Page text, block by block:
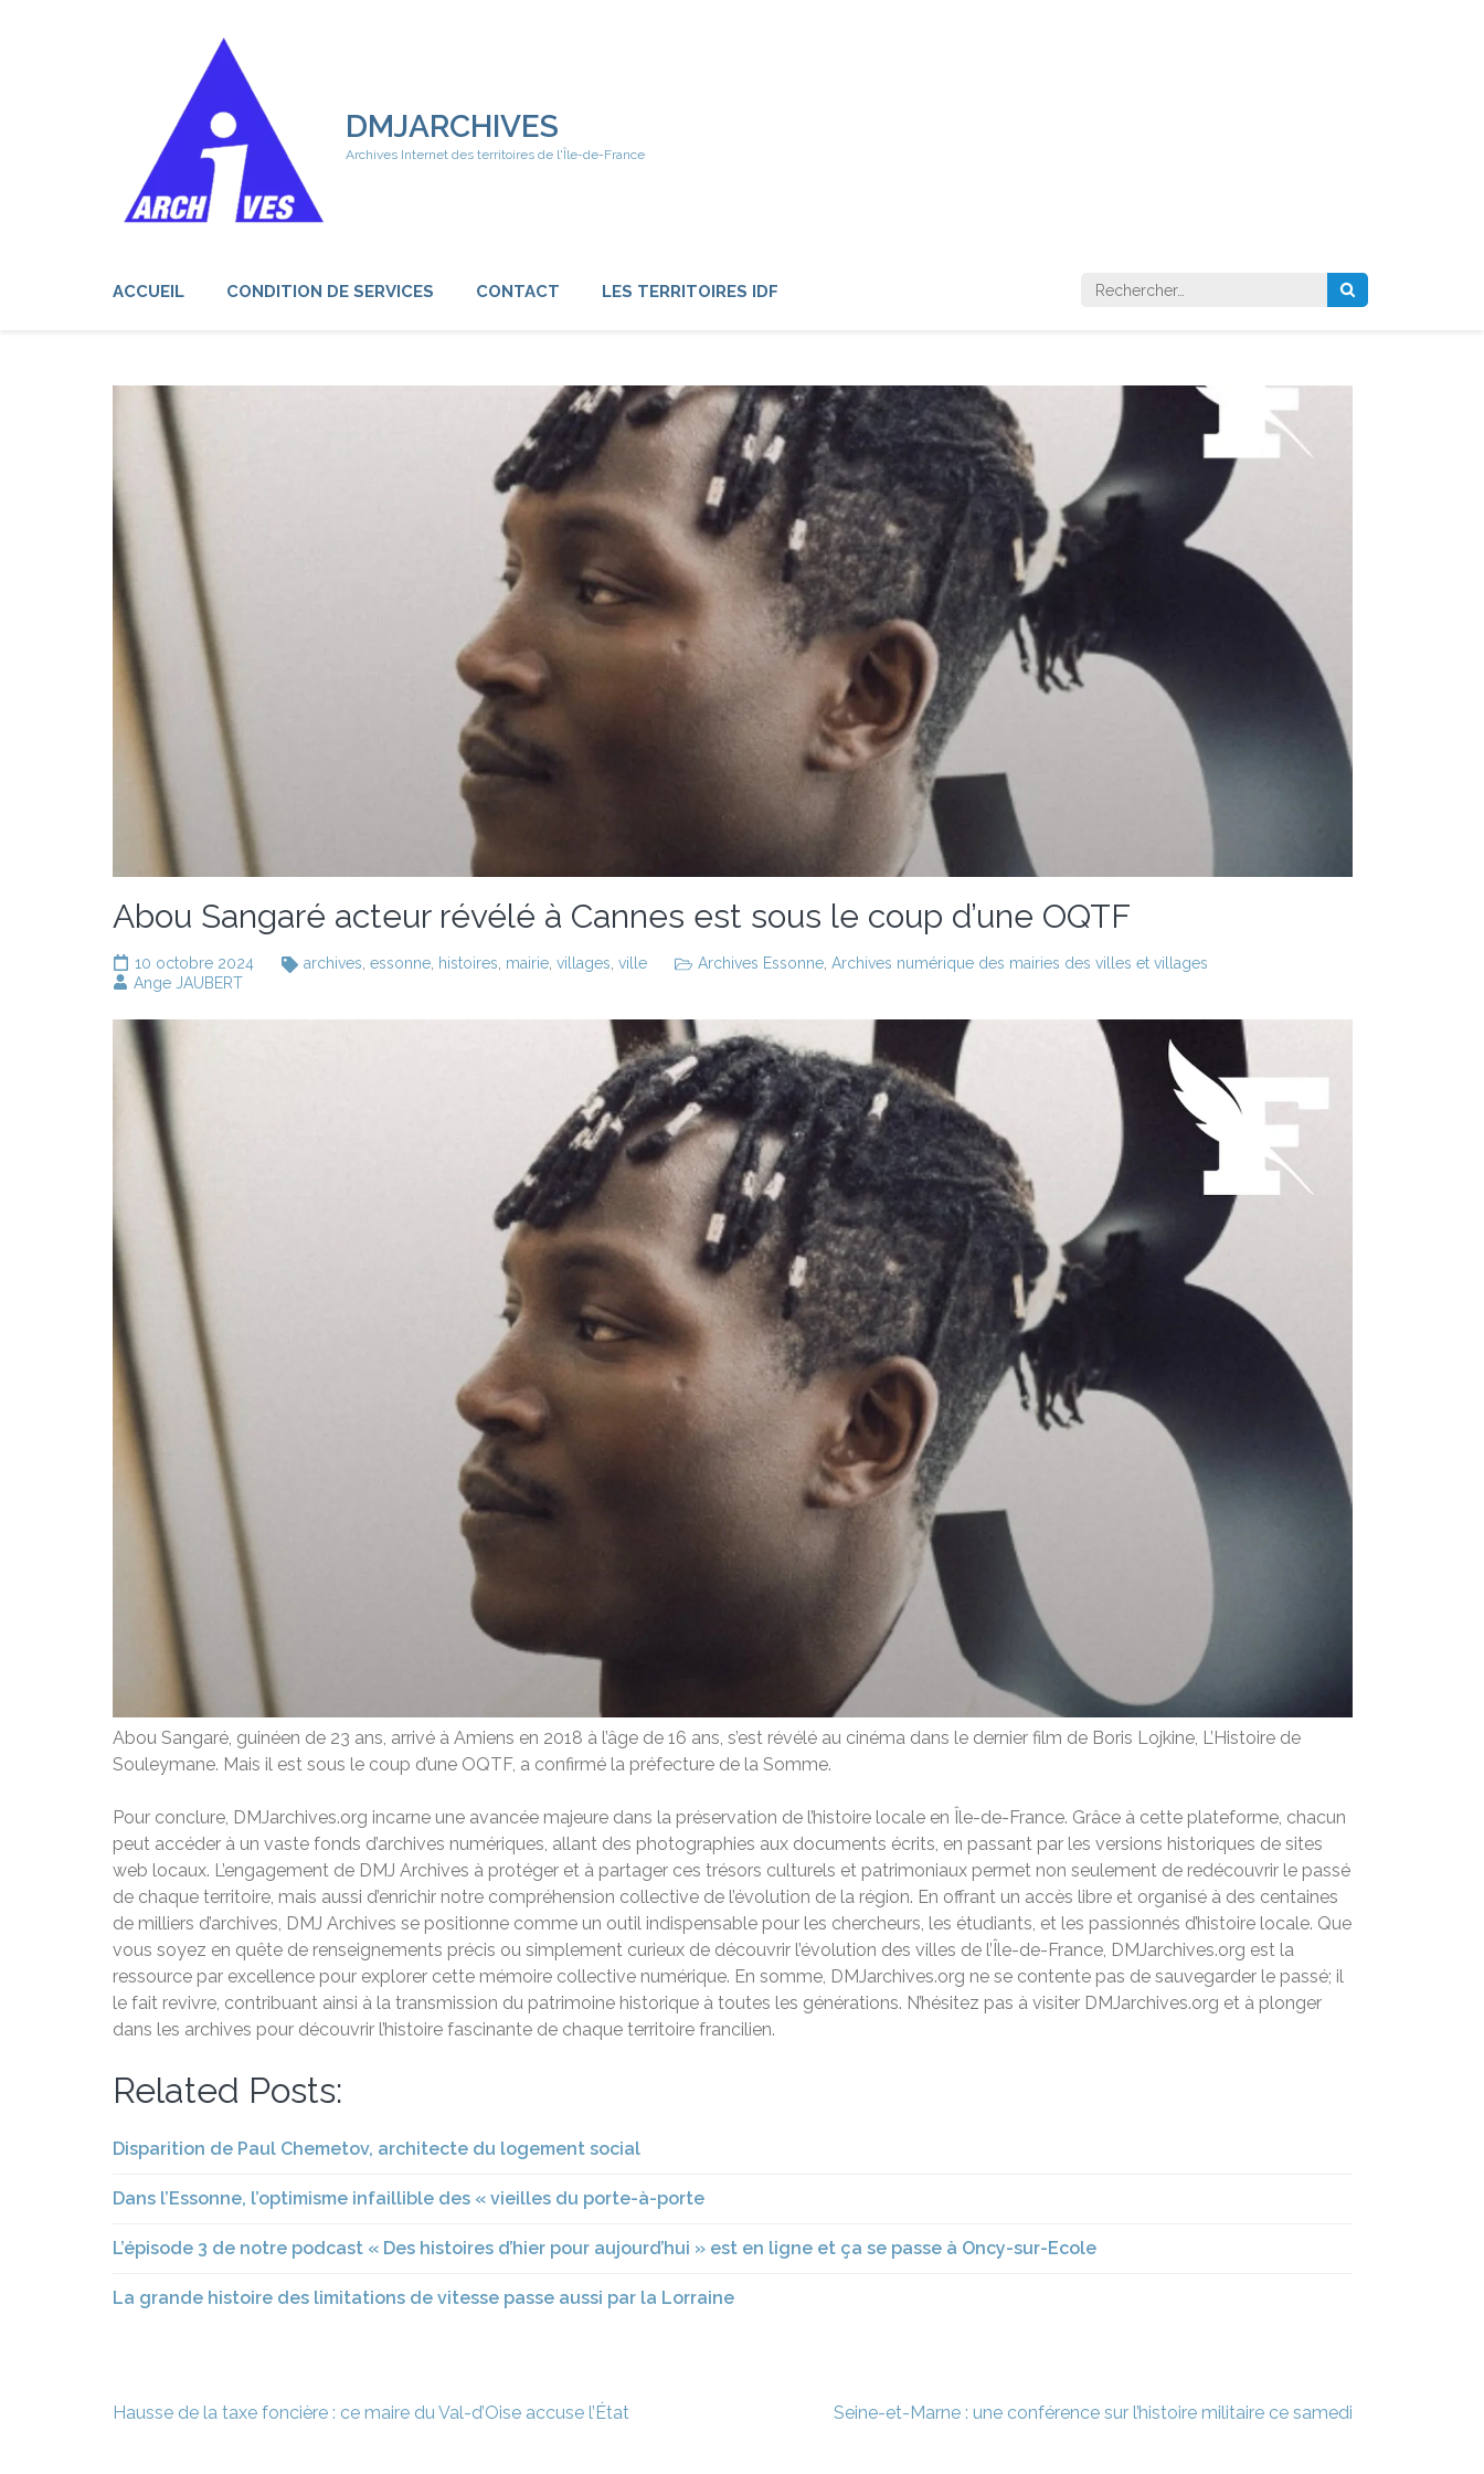
DMJARCHIVES
Archives Internet des territoires de l'Île-de-France
ACCUEIL CONDITION DE SERVICES CONTACT LES TERRITOIRES IDF Rechercher :
Abou Sangaré acteur révélé à Cannes est sous le coup d’une OQTF
10 octobre 2024 archives, essonne, histoires, mairie, villages, ville Archives Essonne, Archives numérique des mairies des villes et villages
Ange JAUBERT
Abou Sangaré, guinéen de 23 ans, arrivé à Amiens en 2018 à l’âge de 16 ans, s’est révélé au cinéma dans le dernier film de Boris Lojkine, L’Histoire de
Souleymane. Mais il est sous le coup d’une OQTF, a confirmé la préfecture de la Somme.
Pour conclure, DMJarchives.org incarne une avancée majeure dans la préservation de l’histoire locale en Île-de-France. Grâce à cette plateforme, chacun
peut accéder à un vaste fonds d’archives numériques, allant des photographies aux documents écrits, en passant par les versions historiques de sites
web locaux. L’engagement de DMJ Archives à protéger et à partager ces trésors culturels et patrimoniaux permet non seulement de redécouvrir le passé
de chaque territoire, mais aussi d’enrichir notre compréhension collective de l’évolution de la région. En offrant un accès libre et organisé à des centaines
de milliers d’archives, DMJ Archives se positionne comme un outil indispensable pour les chercheurs, les étudiants, et les passionnés d’histoire locale. Que
vous soyez en quête de renseignements précis ou simplement curieux de découvrir l’évolution des villes de l’Île-de-France, DMJarchives.org est la
ressource par excellence pour explorer cette mémoire collective numérique. En somme, DMJarchives.org ne se contente pas de sauvegarder le passé; il
le fait revivre, contribuant ainsi à la transmission du patrimoine historique à toutes les générations. N’hésitez pas à visiter DMJarchives.org et à plonger
dans les archives pour découvrir l’histoire fascinante de chaque territoire francilien.
Related Posts:
Disparition de Paul Chemetov, architecte du logement social
Dans l’Essonne, l’optimisme infaillible des « vieilles du porte-à-porte
L’épisode 3 de notre podcast « Des histoires d’hier pour aujourd’hui » est en ligne et ça se passe à Oncy-sur-Ecole
La grande histoire des limitations de vitesse passe aussi par la Lorraine
Navigation
Hausse de la taxe foncière : ce maire du Val-d’Oise accuse l’État Seine-et-Marne : une conférence sur l’histoire militaire ce samedi